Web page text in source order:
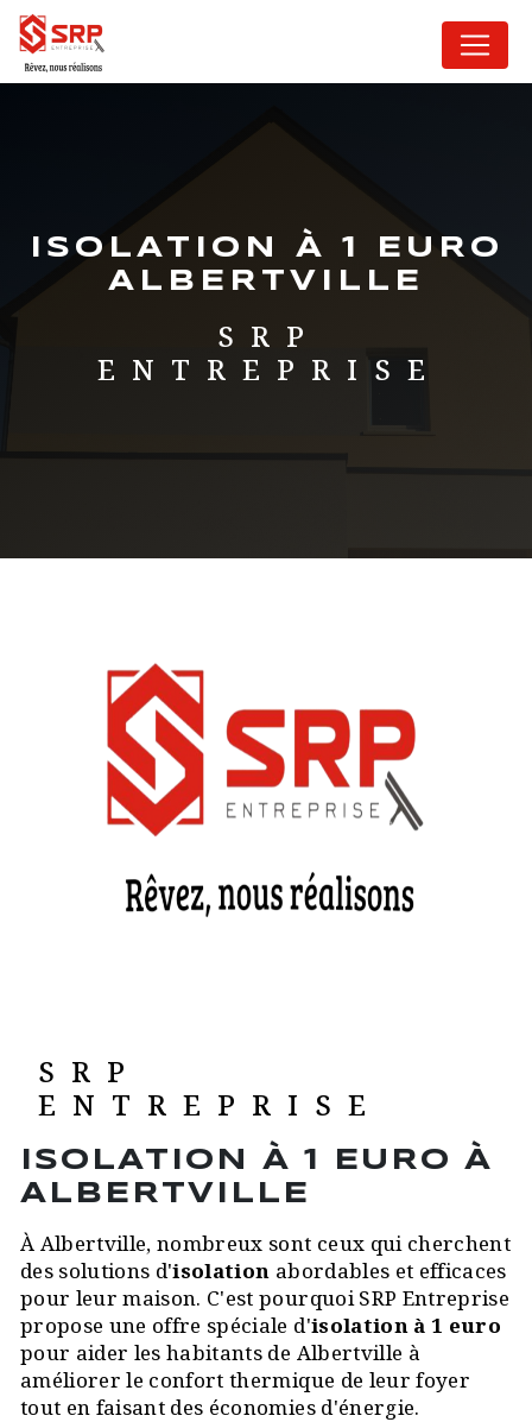
ISOLATION À 1 EURO
ALBERTVILLE
SRP
ENTREPRISE
SRP
ENTREPRISE
ISOLATION À 1 EURO À
ALBERTVILLE
À Albertville, nombreux sont ceux qui cherchent
des solutions d'isolation abordables et efficaces
pour leur maison. C'est pourquoi SRP Entreprise
propose une offre spéciale d'isolation à 1 euro
pour aider les habitants de Albertville à
améliorer le confort thermique de leur foyer
tout en faisant des économies d'énergie.
Panneau de gestion des cookies